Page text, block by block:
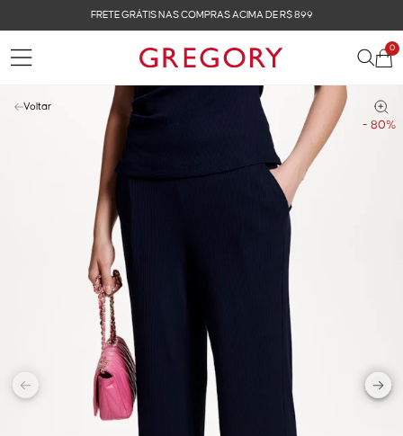
FRETE GRÁTIS NAS COMPRAS ACIMA DE R$ 899
0
- 80%
Voltar